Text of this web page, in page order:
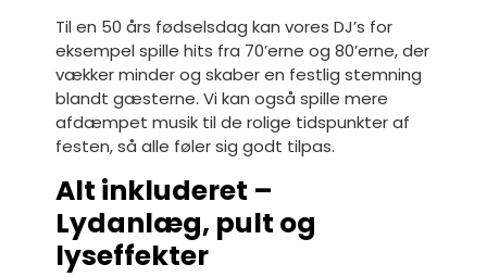
Til en 50 års fødselsdag kan vores DJ’s for
eksempel spille hits fra 70’erne og 80’erne, der
vækker minder og skaber en festlig stemning
blandt gæsterne. Vi kan også spille mere
afdæmpet musik til de rolige tidspunkter af
festen, så alle føler sig godt tilpas.
Alt inkluderet –
Lydanlæg, pult og
lyseffekter